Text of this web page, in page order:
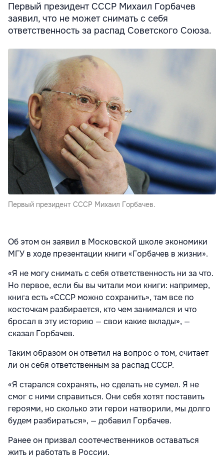
Первый президент СССР Михаил Горбачев
заявил, что не может снимать с себя
ответственность за распад Советского Союза.
Первый президент СССР Михаил Горбачев.
Об этом он заявил в Московской школе экономики
МГУ в ходе презентации книги «Горбачев в жизни».
«Я не могу снимать с себя ответственность ни за что.
Но первое, если бы вы читали мои книги: например,
книга есть «СССР можно сохранить», там все по
косточкам разбирается, кто чем занимался и что
бросал в эту историю — свои какие вклады», —
сказал Горбачев.
Таким образом он ответил на вопрос о том, считает
ли он себя ответственным за распад СССР.
«Я старался сохранять, но сделать не сумел. Я не
смог с ними справиться. Они себя хотят поставить
героями, но сколько эти герои натворили, мы долго
будем разбираться», — добавил Горбачев.
Ранее он призвал соотечественников оставаться
жить и работать в России.